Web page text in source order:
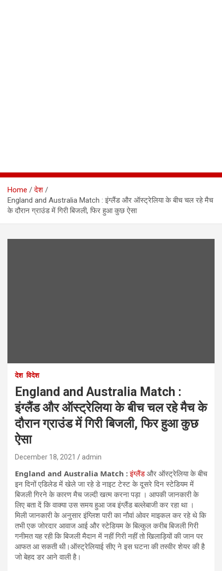
Home
देश
England and Australia Match : इंग्लैंड और ऑस्ट्रेलिया के बीच चल रहे मैच
के दौरान ग्राउंड में गिरी बिजली, फिर हुआ कुछ ऐसा
देश विदेश
England and Australia Match :
इंग्लैंड और ऑस्ट्रेलिया के बीच चल रहे मैच के
दौरान ग्राउंड में गिरी बिजली, फिर हुआ कुछ
ऐसा
December 18, 2021 admin
England and Australia Match :इंग्लैंडऔर ऑस्ट्रेलिया के बीच
इन दिनों एडिलेड में खेले जा रहे डे नाइट टेस्ट के दूसरे दिन स्टेडियम में
बिजली गिरने के कारण मैच जल्दी खत्म करना पड़ा । आपकी जानकारी के
लिए बता दें कि वाक्या उस समय हुआ जब इंग्लैंड बल्लेबाजी कर रहा था ।
मिली जानकारी के अनुसार इंग्लिश पारी का नौवां ओवर माइकल कर रहे थे कि
तभी एक जोरदार आवाज आई और स्टेडियम के बिल्कुल करीब बिजली गिरी
गनीमत यह रही कि बिजली मैदान में नहीं गिरी नहीं तो खिलाड़ियों की जान पर
आफत आ सकती थी।ऑस्ट्रेलियाई सीए ने इस घटना की तस्वीर शेयर की है
जो बेहद डर आने वाली है।